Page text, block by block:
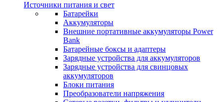
Источники питания и свет
Батарейки
Аккумуляторы
Внешние портативные аккумуляторы Power
Bank
Батарейные боксы и адаптеры
Зарядные устройства для аккумуляторов
Зарядные устройства для свинцовых
аккумуляторов
Блоки питания
Преобразователи напряжения